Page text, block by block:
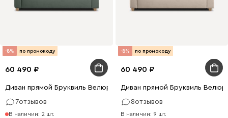
-8% по промокоду
60 490
Диван прямой Бруквиль Велюр Оливковый
7отзывов
В наличии: 2 шт.
-8% по промокоду
60 490
Диван прямой Бруквиль
8отзывов
В наличии: 9 шт.